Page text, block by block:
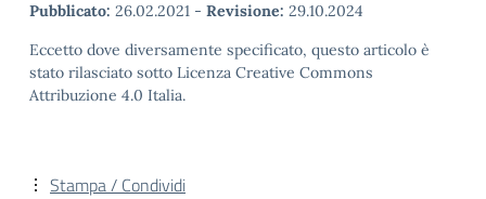
Pubblicato: 26.02.2021 - Revisione: 29.10.2024
Eccetto dove diversamente specificato, questo articolo è
stato rilasciato sotto Licenza Creative Commons
Attribuzione 4.0 Italia.
Stampa / Condividi